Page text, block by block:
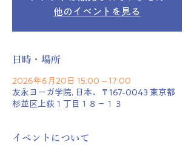
他のイベントを見る
日時・場所
2026年6月20日 15:00 – 17:00
友永ヨーガ学院, 日本、〒167-0043 東京都
杉並区上荻１丁目１８−１３
イベントについて